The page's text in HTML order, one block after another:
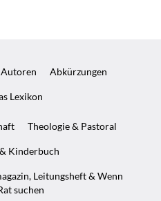
Autoren Abkürzungen
Lexikon
Theologie & Pastoral
Kinderbuch
Leitungsheft & Wenn
suchen